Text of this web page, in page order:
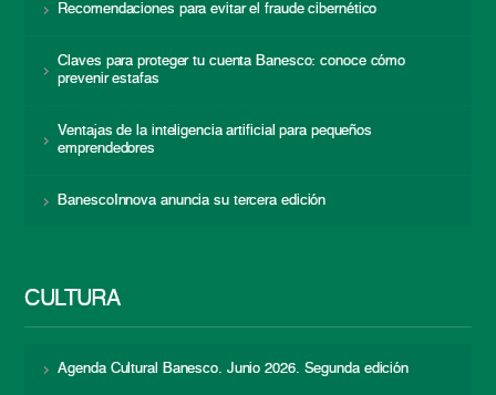
Recomendaciones para evitar el fraude cibernético
Claves para proteger tu cuenta Banesco: conoce cómo
prevenir estafas
Ventajas de la inteligencia artificial para pequeños
emprendedores
BanescoInnova anuncia su tercera edición
CULTURA
Agenda Cultural Banesco. Junio 2026. Segunda edición